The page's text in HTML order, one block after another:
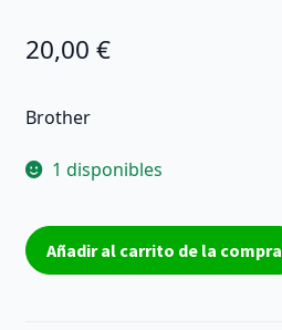
20,00 €
Brother
1 disponibles
Placa
fuente
Añadir al carrito de la compra